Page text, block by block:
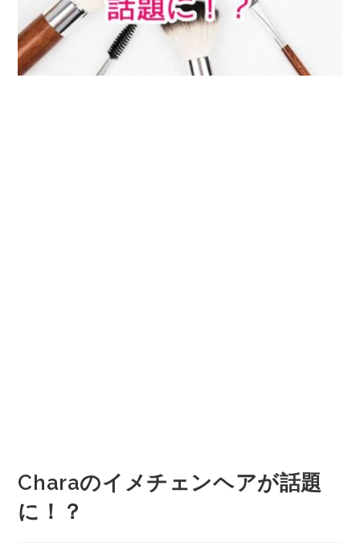
Charaのイメチェンヘアが話題
に！？